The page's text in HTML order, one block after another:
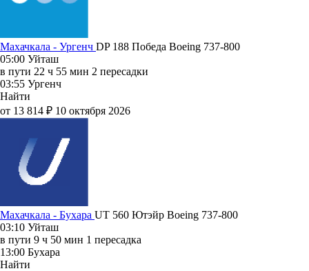
Махачкала - Ургенч DP 188 Победа Boeing 737-800
05:00 Уйташ
в пути 22 ч 55 мин 2 пересадки
03:55 Ургенч
Найти
от 13 814 ₽ 10 октября 2026
Махачкала - Бухара UT 560 Ютэйр Boeing 737-800
03:10 Уйташ
в пути 9 ч 50 мин 1 пересадка
13:00 Бухара
Найти